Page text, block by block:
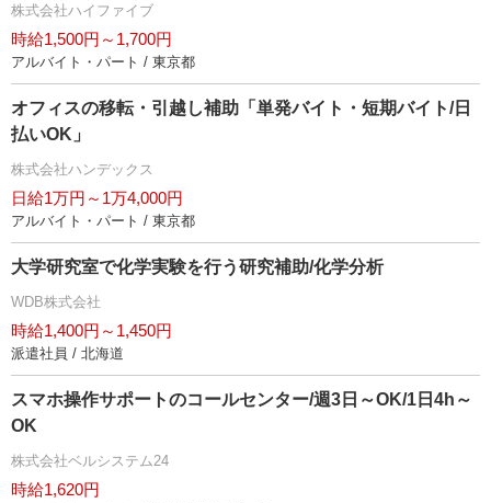
株式会社ハイファイブ
時給1,500円～1,700円
アルバイト・パート / 東京都
オフィスの移転・引越し補助「単発バイト・短期バイト/日
払いOK」
株式会社ハンデックス
日給1万円～1万4,000円
アルバイト・パート / 東京都
大学研究室で化学実験を行う研究補助/化学分析
WDB株式会社
時給1,400円～1,450円
派遣社員 / 北海道
スマホ操作サポートのコールセンター/週3日～OK/1日4h～
OK
株式会社ベルシステム24
時給1,620円